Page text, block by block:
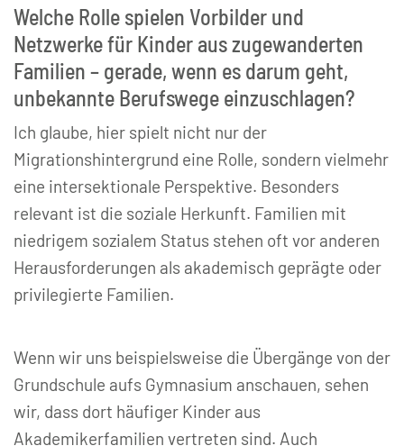
Welche Rolle spielen Vorbilder und
Netzwerke für Kinder aus zugewanderten
Familien – gerade, wenn es darum geht,
unbekannte Berufswege einzuschlagen?
Ich glaube, hier spielt nicht nur der
Migrationshintergrund eine Rolle, sondern vielmehr
eine intersektionale Perspektive. Besonders
relevant ist die soziale Herkunft. Familien mit
niedrigem sozialem Status stehen oft vor anderen
Herausforderungen als akademisch geprägte oder
privilegierte Familien.
Wenn wir uns beispielsweise die Übergänge von der
Grundschule aufs Gymnasium anschauen, sehen
wir, dass dort häufiger Kinder aus
Akademikerfamilien vertreten sind. Auch